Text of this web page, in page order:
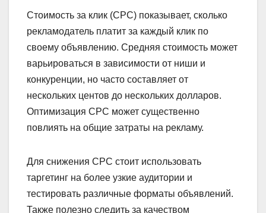
Стоимость за клик (CPC) показывает, сколько
рекламодатель платит за каждый клик по
своему объявлению. Средняя стоимость может
варьироваться в зависимости от ниши и
конкуренции, но часто составляет от
нескольких центов до нескольких долларов.
Оптимизация CPC может существенно
повлиять на общие затраты на рекламу.
Для снижения CPC стоит использовать
таргетинг на более узкие аудитории и
тестировать различные форматы объявлений.
Также полезно следить за качеством